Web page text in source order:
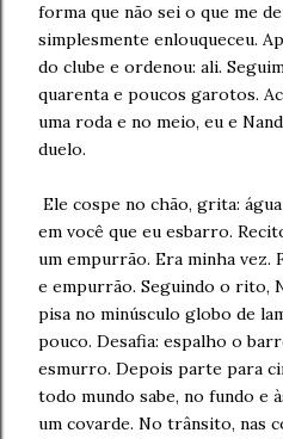
forma que não sei o que me
simplesmente enlouqueceu.
do clube e ordenou: ali.
quarenta e poucos garotos.
uma roda e no meio, eu e
duelo.
Ele cospe no chão, grita:
em você que eu esbarro.
um empurrão. Era minha vez.
e empurrão. Seguindo o rito,
pisa no minúsculo globo de
pouco. Desafia: espalho o
esmurro. Depois parte para
todo mundo sabe, no fundo e
um covarde. No trânsito, nas